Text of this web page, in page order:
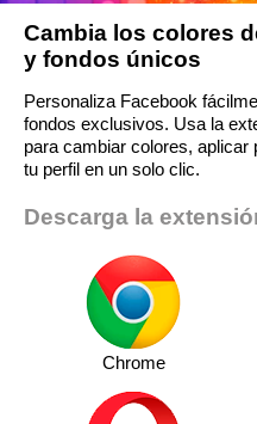
Cambia los colores
y fondos únicos
Personaliza Facebook
fondos exclusivos. Usa la
para cambiar colores, aplicar
tu perfil en un solo clic.
Descarga la
Chrome